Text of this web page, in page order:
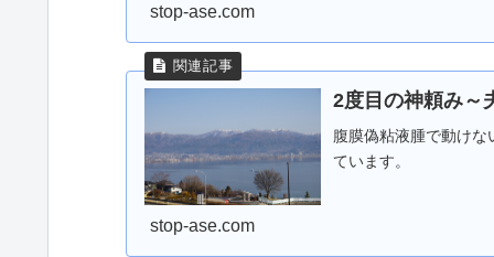
stop-ase.com
2度目の神頼み～
腹膜偽粘液腫で動け
ています。
stop-ase.com